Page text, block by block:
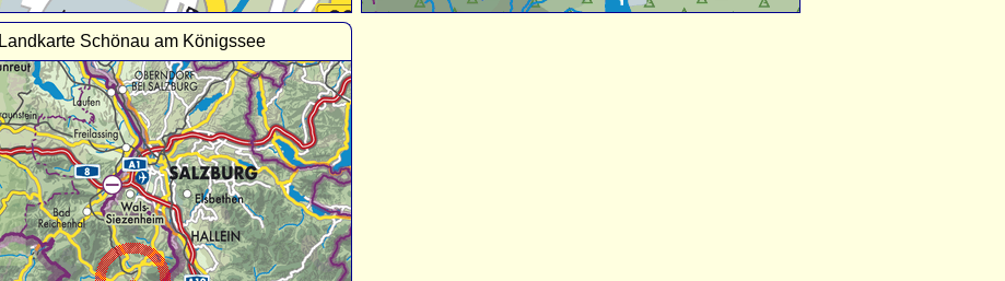
Landkarte Schönau am Königssee